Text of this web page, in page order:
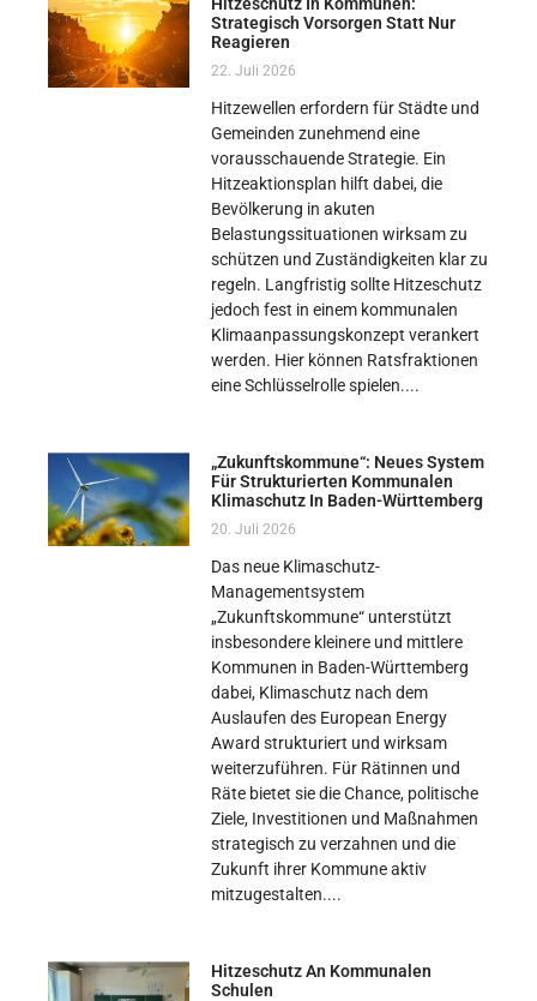
Strategisch Vorsorgen Statt Nur
Reagieren
22. Juli 2026
Hitzewellen erfordern für Städte und
Gemeinden zunehmend eine
vorausschauende Strategie. Ein
Hitzeaktionsplan hilft dabei, die
Bevölkerung in akuten
Belastungssituationen wirksam zu
schützen und Zuständigkeiten klar zu
regeln. Langfristig sollte Hitzeschutz
jedoch fest in einem kommunalen
Klimaanpassungskonzept verankert
werden. Hier können Ratsfraktionen
eine Schlüsselrolle spielen.
„Zukunftskommune“: Neues System
Für Strukturierten Kommunalen
Klimaschutz In Baden-Württemberg
20. Juli 2026
Das neue Klimaschutz-
Managementsystem
„Zukunftskommune“ unterstützt
insbesondere kleinere und mittlere
Kommunen in Baden-Württemberg
dabei, Klimaschutz nach dem
Auslaufen des European Energy
Award strukturiert und wirksam
weiterzuführen. Für Rätinnen und
Räte bietet sie die Chance, politische
Ziele, Investitionen und Maßnahmen
strategisch zu verzahnen und die
Zukunft ihrer Kommune aktiv
mitzugestalten.
Hitzeschutz An Kommunalen
Schulen